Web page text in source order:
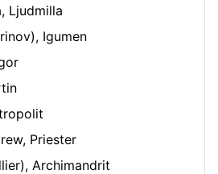
Ljudmilla
Igumen
Priester
Archimandrit